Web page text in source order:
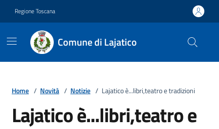
Regione Toscana
Comune di Lajatico
Home / Novità / Notizie / Lajatico è...libri,teatro e tradizioni
Lajatico è...libri,teatro e